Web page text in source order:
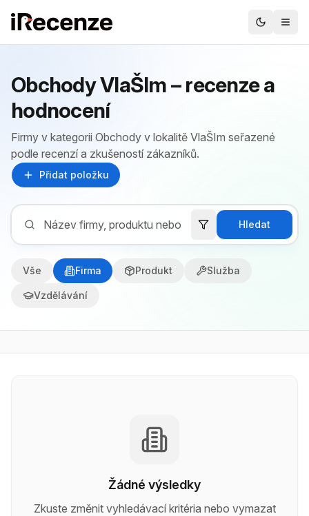
Obchody VlaŠIm – recenze a
hodnocení
Firmy v kategorii Obchody v lokalitě VlaŠIm seřazené
podle recenzí a zkušeností zákazníků.
Přidat položku
Hledat
Vše Firma Produkt Služba
Vzdělávání
Žádné výsledky
Zkuste změnit vyhledávací kritéria nebo vymazat